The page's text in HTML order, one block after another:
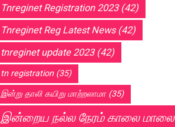
Tnreginet Registration 2023(42)
Tnreginet Reg Latest News(42)
tnreginet update 2023(42)
tn registration(35)
இன்று தாலி கயிறு மாற்றலாமா(35)
இன்றைய நல்ல நேரம் காலை மாலை